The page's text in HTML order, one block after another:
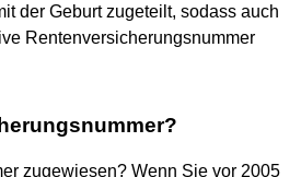
der Geburt zugeteilt, sodass auch
Rentenversicherungsnummer
zugewiesen? Wenn Sie vor 2005